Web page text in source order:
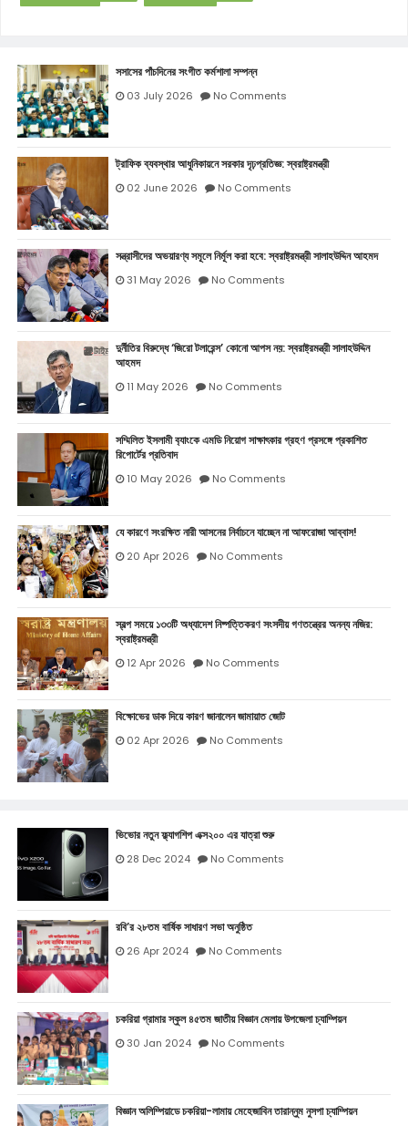
সসাসের পাঁচদিনের সংগীত কর্মশালা সম্পন্ন
03 July 2026 No Comments
ট্রাফিক ব্যবস্থার আধুনিকায়নে সরকার দৃঢ়প্রতিজ্ঞ: স্বরাষ্ট্রমন্ত্রী
02 June 2026 No Comments
সন্ত্রাসীদের অভয়ারণ্য সমূলে নির্মূল করা হবে: স্বরাষ্ট্রমন্ত্রী সালাহউদ্দিন আহমদ
31 May 2026 No Comments
দুর্নীতির বিরুদ্ধে ‘জিরো টলারেন্স’ কোনো আপস নয়: স্বরাষ্ট্রমন্ত্রী সালাহউদ্দিন
আহমদ
11 May 2026 No Comments
সম্মিলিত ইসলামী ব‍্যাংকে এমডি নিয়োগ সাক্ষাৎকার গ্রহণ প্রসঙ্গে প্রকাশিত
রিপোর্টের প্রতিবাদ
10 May 2026 No Comments
যে কারণে সংরক্ষিত নারী আসনের নির্বাচনে যাচ্ছেন না আফরোজা আব্বাস!
20 Apr 2026 No Comments
স্বল্প সময়ে ১৩৩টি অধ্যাদেশ নিষ্পত্তিকরণ সংসদীয় গণতন্ত্রের অনন্য নজির:
স্বরাষ্ট্রমন্ত্রী
12 Apr 2026 No Comments
বিক্ষোভের ডাক দিয়ে কারণ জানালেন জামায়াত জোট
02 Apr 2026 No Comments
ভিভোর নতুন ফ্ল্যাগশিপ এক্স২০০ এর যাত্রা শুরু
28 Dec 2024 No Comments
রবি’র ২৮তম বার্ষিক সাধারণ সভা অনুষ্ঠিত
26 Apr 2024 No Comments
চকরিয়া গ্রামার স্কুল ৪৫তম জাতীয় বিজ্ঞান মেলায় উপজেলা চ্যাম্পিয়ন
30 Jan 2024 No Comments
বিজ্ঞান অলিম্পিয়াডে চকরিয়া-লামায় মেহেজাবিন তারান্নুম নুসপা চ্যাম্পিয়ন